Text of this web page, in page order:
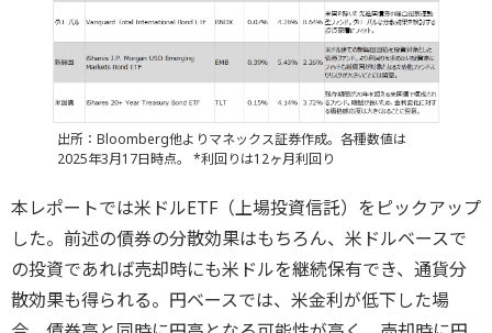
出所：Bloomberg他よりマネックス証券作成。各種数値は
2025年3月17日時点。 *利回りは12ヶ月利回り
本レポートでは米ドルETF（上場投資信託）をピックアップ
した。前述の債券の分散効果はもちろん、米ドルベースで
の投資であれば売却時にも米ドルを継続保有でき、通貨分
散効果も得られる。円ベースでは、米金利が低下した場